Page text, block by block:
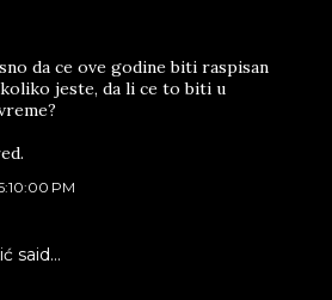
da ce ove godine biti raspisan
jeste, da li ce to biti u
PM
said…